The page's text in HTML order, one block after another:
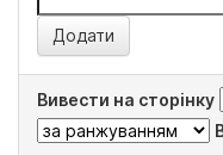
Вивести на сторінку